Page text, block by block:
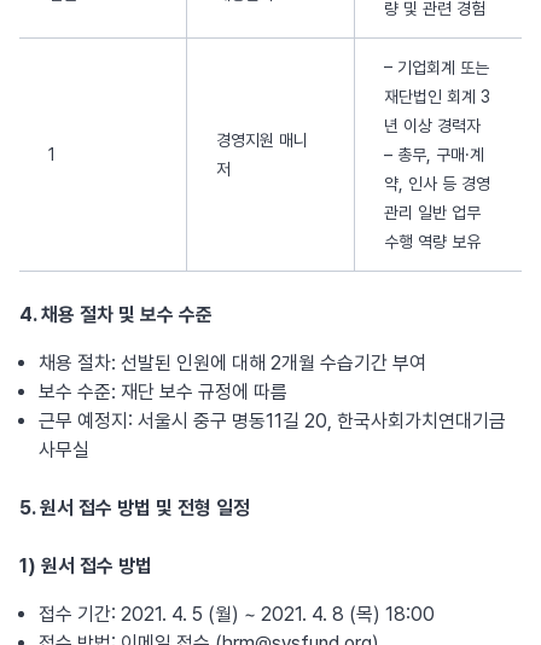
량 및 관련 경험
1
경영지원 매니
저
– 기업회계 또는
재단법인 회계 3
년 이상 경력자
– 총무, 구매·계
약, 인사 등 경영
관리 일반 업무
수행 역량 보유
4. 채용 절차 및 보수 수준
채용 절차: 선발된 인원에 대해 2개월 수습기간 부여
보수 수준: 재단 보수 규정에 따름
근무 예정지: 서울시 중구 명동11길 20, 한국사회가치연대기금
사무실
5. 원서 접수 방법 및 전형 일정
1) 원서 접수 방법
접수 기간: 2021. 4. 5 (월) ~ 2021. 4. 8 (목) 18:00